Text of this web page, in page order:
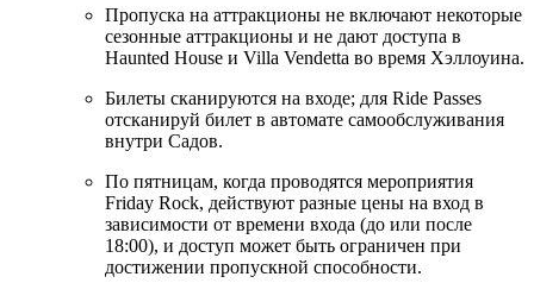
Пропуска на аттракционы не включают некоторые
сезонные аттракционы и не дают доступа в
Haunted House и Villa Vendetta во время Хэллоуина.
Билеты сканируются на входе; для Ride Passes
отсканируй билет в автомате самообслуживания
внутри Садов.
По пятницам, когда проводятся мероприятия
Friday Rock, действуют разные цены на вход в
зависимости от времени входа (до или после
18:00), и доступ может быть ограничен при
достижении пропускной способности.